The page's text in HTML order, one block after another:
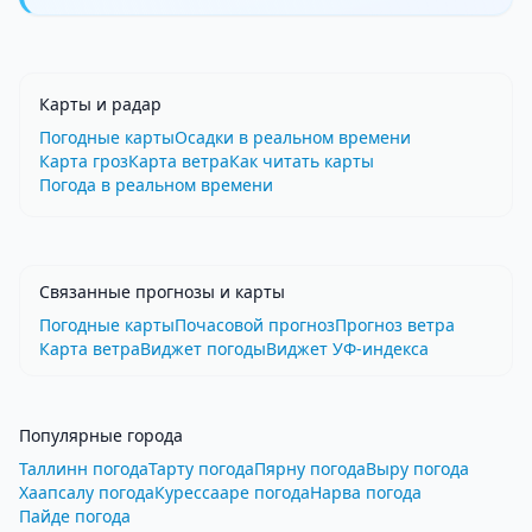
Карты и радар
Погодные картыОсадки в реальном времени
Карта грозКарта ветраКак читать карты
Погода в реальном времени
Связанные прогнозы и карты
Погодные картыПочасовой прогнозПрогноз ветра
Карта ветраВиджет погодыВиджет УФ-индекса
Популярные города
Таллинн погодаТарту погодаПярну погодаВыру погода
Хаапсалу погодаКурессааре погодаНарва погода
Пайде погода